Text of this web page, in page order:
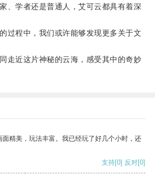
学者还是普通人，艾可云都具有着深
程中，我们或许能够发现更多关于文
近这片神秘的云海，感受其中的奇妙
精美，玩法丰富。我已经玩了好几个小时，还
支持[0] 反对[0]